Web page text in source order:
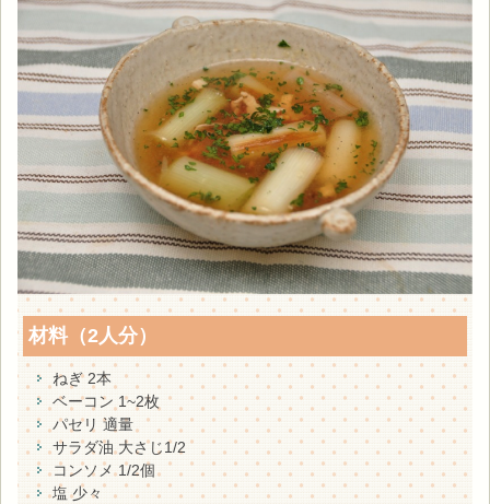
材料（2人分）
ねぎ 2本
ベーコン 1~2枚
パセリ 適量
サラダ油 大さじ1/2
コンソメ 1/2個
塩 少々